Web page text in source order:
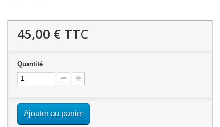
45,00 € TTC
Quantité
Ajouter au panier